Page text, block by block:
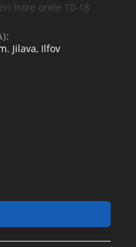
între orele 10-18
Jilava, Ilfov